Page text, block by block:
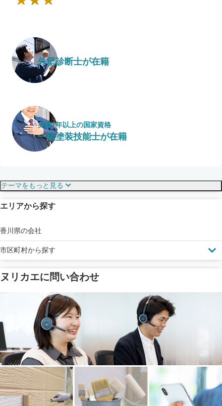
外壁診断士が在籍
実績7年以上の国家資格
一級塗装技能士が在籍
塗料の​品質を​保証
メーカー保証
工事保険
見えにくい屋根も安心
ドローン診断
省エネ効果
断熱・遮熱塗料対応
雨漏り修繕
テーマをもっと見る
エリアから探す
香川県の会社
市区町村から探す
ヌリカエに問い合わせ